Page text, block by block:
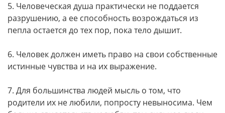
5. Человеческая душа практически не поддается
разрушению, а ее способность возрождаться из
пепла остается до тех пор, пока тело дышит.
6. Человек должен иметь право на свои собственные
истинные чувства и на их выражение.
7. Для большинства людей мысль о том, что
родители их не любили, попросту невыносима. Чем